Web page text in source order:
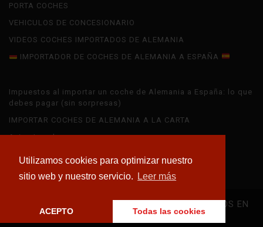
Utilizamos cookies para optimizar nuestro
sitio web y nuestro servicio.
Leer más
ACEPTO Todas las cookies
PORTA COCHES
VEHICULOS DE CONCESIONARIO
VIDEOS COCHES IMPORTADOS DE ALEMANIA
IMPORTADOR DE COCHES DE ALEMANIA A ESPAÑA
Impuestos al importar un coche de Alemania a España: lo que
debes pagar (sin sorpresas)
IMPORTAR COCHES DE ALEMANIA A LA CARTA
Aviso Legal
IMPORTAR ALFA ROMEO ALEMANIA
GRUPO M-IMPORT IMPORTADORES CERTIFICADOS EN
BARCELONA